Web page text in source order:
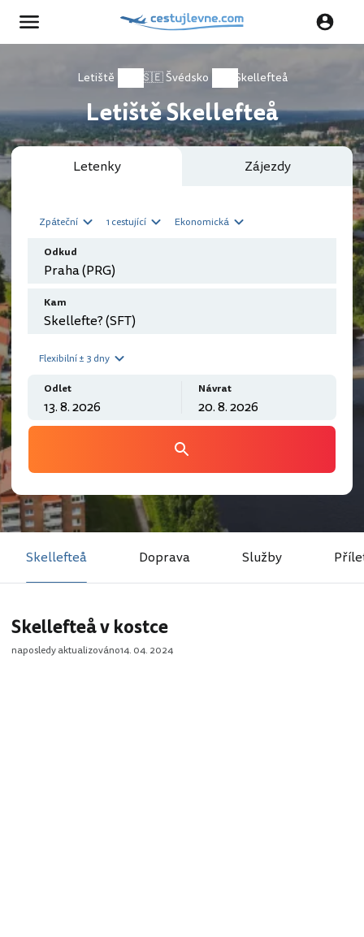
Letiště 🇸🇪 Švédsko Skellefteå
Letiště Skellefteå
Letenky Zájezdy
Zpáteční 1 cestující Ekonomická
Odkud
Kam
Flexibilní ± 3 dny
Odlet Návrat
Skellefteå Doprava Služby
Skellefteå v kostce
naposledy aktualizováno14. 04. 2024